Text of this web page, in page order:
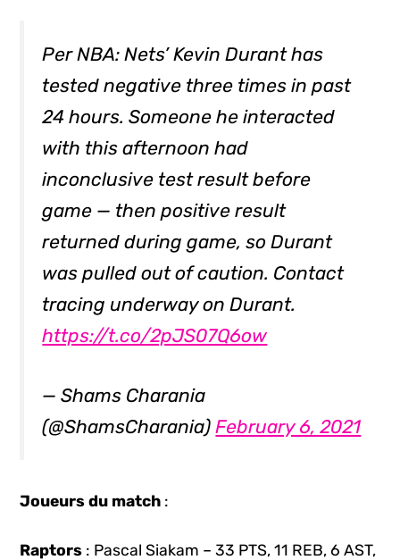
Per NBA: Nets’ Kevin Durant has
tested negative three times in past
24 hours. Someone he interacted
with this afternoon had
inconclusive test result before
game — then positive result
returned during game, so Durant
was pulled out of caution. Contact
tracing underway on Durant.
https://t.co/2pJS07Q6ow
— Shams Charania
(@ShamsCharania)February 6, 2021
Joueurs du match :
Raptors : Pascal Siakam – 33 PTS, 11 REB, 6 AST,